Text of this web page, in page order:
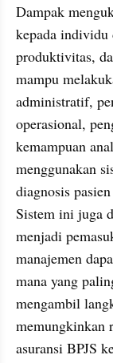
Dampak
kepada individu
produktivitas,
mampu
administratif,
operasional,
kemampuan
menggunakan
diagnosis
Sistem ini juga
menjadi
manajemen
mana yang
mengambil
memungkinkan
asuransi BPJS